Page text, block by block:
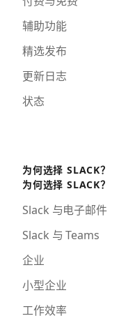
辅助功能
精选发布
更新日志
状态
为何选择 SLACK？
为何选择 SLACK？
Slack 与电子邮件
Slack 与 Teams
企业
小型企业
工作效率